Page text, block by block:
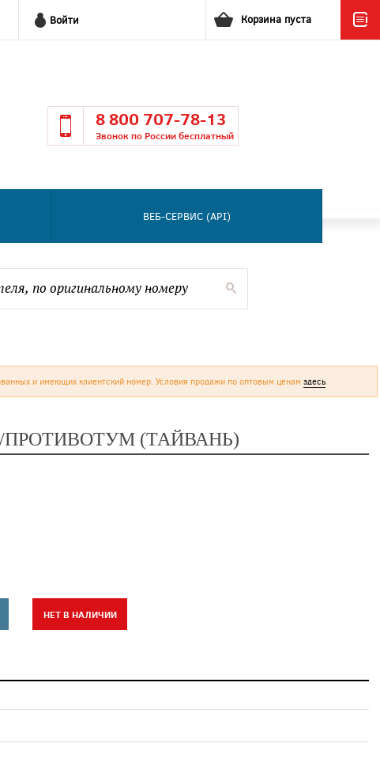
Войти Корзина пуста
8 800 707-78-13
Звонок по России бесплатный
ВЕБ-СЕРВИС (API)
и имеющих клиентский номер. Условия продажи по оптовым ценам здесь.
ПРОТИВОТУМ (ТАЙВАНЬ)
НЕТ В НАЛИЧИИ